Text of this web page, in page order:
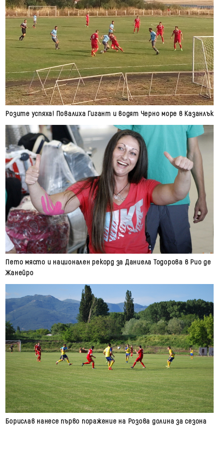
Розите успяха! Повалиха Гигант и водят Черно море в Казанлък
Пето място и национален рекорд за Даниела Тодорова в Рио де
Жанейро
Борислав нанесе първо поражение на Розова долина за сезона